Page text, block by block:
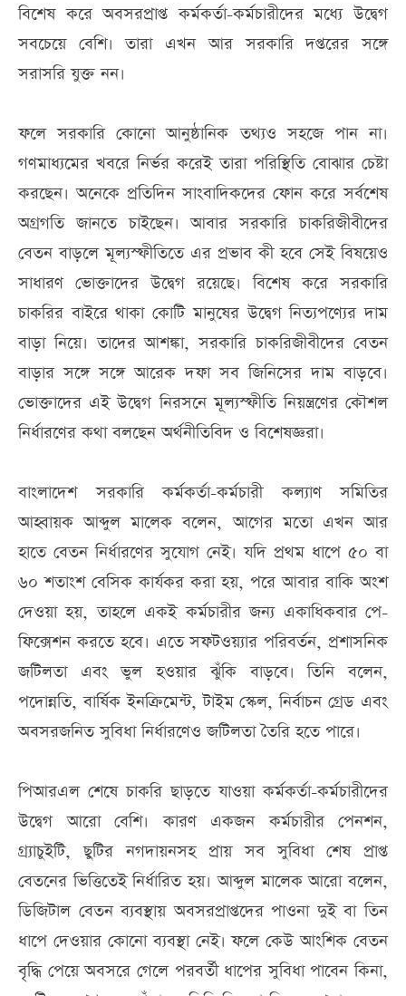
বিশেষ করে অবসরপ্রাপ্ত কর্মকর্তা-কর্মচারীদের মধ্যে উদ্বেগ
সবচেয়ে বেশি। তারা এখন আর সরকারি দপ্তরের সঙ্গে
সরাসরি যুক্ত নন।
ফলে সরকারি কোনো আনুষ্ঠানিক তথ্যও সহজে পান না।
গণমাধ্যমের খবরে নির্ভর করেই তারা পরিস্থিতি বোঝার চেষ্টা
করছেন। অনেকে প্রতিদিন সাংবাদিকদের ফোন করে সর্বশেষ
অগ্রগতি জানতে চাইছেন। আবার সরকারি চাকরিজীবীদের
বেতন বাড়লে মূল্যস্ফীতিতে এর প্রভাব কী হবে সেই বিষয়েও
সাধারণ ভোক্তাদের উদ্বেগ রয়েছে। বিশেষ করে সরকারি
চাকরির বাইরে থাকা কোটি মানুষের উদ্বেগ নিত্যপণ্যের দাম
বাড়া নিয়ে। তাদের আশঙ্কা, সরকারি চাকরিজীবীদের বেতন
বাড়ার সঙ্গে সঙ্গে আরেক দফা সব জিনিসের দাম বাড়বে।
ভোক্তাদের এই উদ্বেগ নিরসনে মূল্যস্ফীতি নিয়ন্ত্রণের কৌশল
নির্ধারণের কথা বলছেন অর্থনীতিবিদ ও বিশেষজ্ঞরা।
বাংলাদেশ সরকারি কর্মকর্তা-কর্মচারী কল্যাণ সমিতির
আহ্বায়ক আব্দুল মালেক বলেন, আগের মতো এখন আর
হাতে বেতন নির্ধারণের সুযোগ নেই। যদি প্রথম ধাপে ৫০ বা
৬০ শতাংশ বেসিক কার্যকর করা হয়, পরে আবার বাকি অংশ
দেওয়া হয়, তাহলে একই কর্মচারীর জন্য একাধিকবার পে-
ফিক্সেশন করতে হবে। এতে সফটওয়্যার পরিবর্তন, প্রশাসনিক
জটিলতা এবং ভুল হওয়ার ঝুঁকি বাড়বে। তিনি বলেন,
পদোন্নতি, বার্ষিক ইনক্রিমেন্ট, টাইম স্কেল, নির্বাচন গ্রেড এবং
অবসরজনিত সুবিধা নির্ধারণেও জটিলতা তৈরি হতে পারে।
পিআরএল শেষে চাকরি ছাড়তে যাওয়া কর্মকর্তা-কর্মচারীদের
উদ্বেগ আরো বেশি। কারণ একজন কর্মচারীর পেনশন,
গ্র্যাচুইটি, ছুটির নগদায়নসহ প্রায় সব সুবিধা শেষ প্রাপ্ত
বেতনের ভিত্তিতেই নির্ধারিত হয়। আব্দুল মালেক আরো বলেন,
ডিজিটাল বেতন ব্যবস্থায় অবসরপ্রাপ্তদের পাওনা দুই বা তিন
ধাপে দেওয়ার কোনো ব্যবস্থা নেই। ফলে কেউ আংশিক বেতন
বৃদ্ধি পেয়ে অবসরে গেলে পরবর্তী ধাপের সুবিধা পাবেন কিনা,